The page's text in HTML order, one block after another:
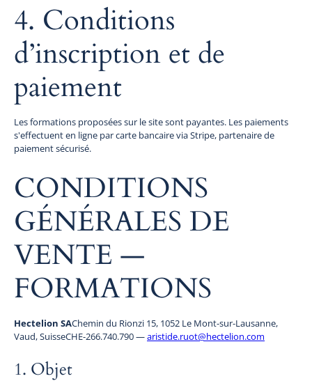
4. Conditions
d’inscription et de
paiement
Les formations proposées sur le site sont payantes. Les paiements
s'effectuent en ligne par carte bancaire via Stripe, partenaire de
paiement sécurisé.
CONDITIONS
GÉNÉRALES DE
VENTE —
FORMATIONS
Hectelion SAChemin du Rionzi 15, 1052 Le Mont-sur-Lausanne,
Vaud, SuisseCHE-266.740.790 —aristide.ruot@hectelion.com
1. Objet